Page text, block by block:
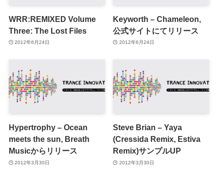
WRR:REMIXED Volume
Three: The Lost Files
2012年6月24日
Keyworth – Chameleon,
公式サイトにてリリース
2012年6月24日
Hypertrophy – Ocean
meets the sun, Breath
Musicからリリース
2012年3月30日
Steve Brian – Yaya
(Cressida Remix, Estiva
Remix)サンプルUP
2012年3月30日